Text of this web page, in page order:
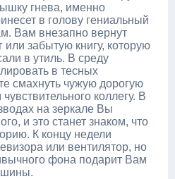
гнева, именно
в голову гениальный
Вам внезапно вернут
забытую книгу, которую
в утиль. В среду
в тесных
смахнуть чужую дорогую
коллегу. В
на зеркале Вы
и это станет знаком, что
К концу недели
или вентилятор, но
фона подарит Вам